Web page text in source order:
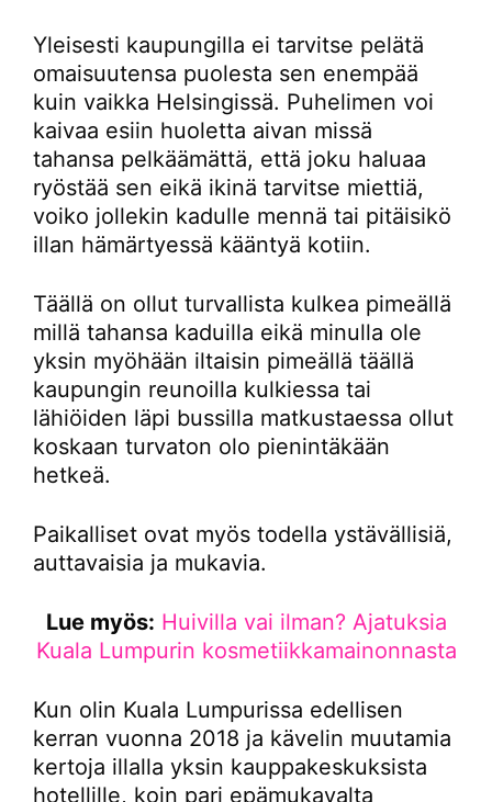
Yleisesti kaupungilla ei tarvitse pelätä
omaisuutensa puolesta sen enempää
kuin vaikka Helsingissä. Puhelimen voi
kaivaa esiin huoletta aivan missä
tahansa pelkäämättä, että joku haluaa
ryöstää sen eikä ikinä tarvitse miettiä,
voiko jollekin kadulle mennä tai pitäisikö
illan hämärtyessä kääntyä kotiin.
Täällä on ollut turvallista kulkea pimeällä
millä tahansa kaduilla eikä minulla ole
yksin myöhään iltaisin pimeällä täällä
kaupungin reunoilla kulkiessa tai
lähiöiden läpi bussilla matkustaessa ollut
koskaan turvaton olo pienintäkään
hetkeä.
Paikalliset ovat myös todella ystävällisiä,
auttavaisia ja mukavia.
Lue myös: Huivilla vai ilman? Ajatuksia
Kuala Lumpurin kosmetiikkamainonnasta
Kun olin Kuala Lumpurissa edellisen
kerran vuonna 2018 ja kävelin muutamia
kertoja illalla yksin kauppakeskuksista
hotellille, koin pari epämukavalta